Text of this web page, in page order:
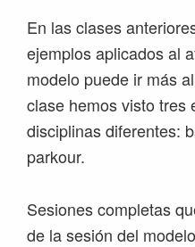
En las clases
ejemplos aplicados al
modelo puede ir más
clase hemos visto tres
disciplinas diferentes:
parkour.
Sesiones completas
de la sesión del